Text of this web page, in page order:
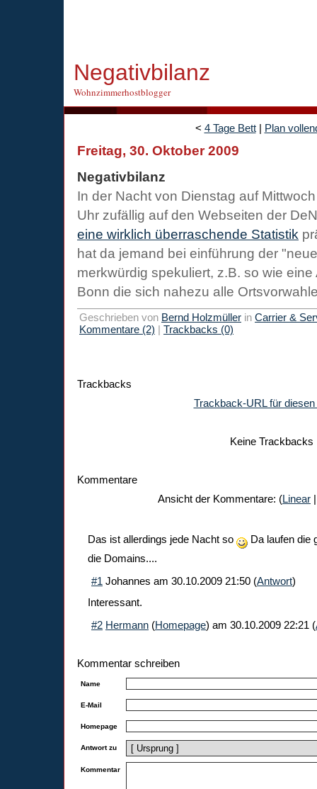
Negativbilanz
Wohnzimmerhostblogger
< 4 Tage Bett | Plan
Freitag, 30. Oktober 2009
Negativbilanz
In der Nacht von Dienstag auf
Uhr zufällig auf den Webseiten der
eine wirklich überraschende Statistik
hat da jemand bei einführung der
merkwürdig spekuliert, z.B. so wie
Bonn die sich nahezu alle
Geschrieben von Bernd Holzmüller in Carrier &
Kommentare (2) | Trackbacks (0)
Trackbacks
Trackback-URL für diesen
Keine Trackbacks
Kommentare
Ansicht der Kommentare: (Linear
Das ist allerdings jede Nacht so
Da laufen die
die Domains....
#1 Johannes am 30.10.2009 21:50 (Antwort)
Interessant.
#2 Hermann (Homepage) am 30.10.2009 22:21 (
Kommentar schreiben
Name
E-Mail
Homepage
Antwort zu
Kommentar